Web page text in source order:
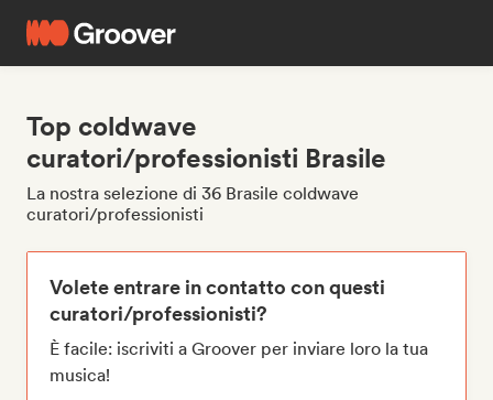
Top coldwave
curatori/professionisti Brasile
La nostra selezione di 36 Brasile coldwave
curatori/professionisti
Volete entrare in contatto con questi
curatori/professionisti?
È facile: iscriviti a Groover per inviare loro la tua
musica!